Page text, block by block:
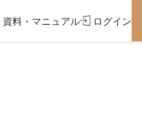
資料・マニュアル ログイン